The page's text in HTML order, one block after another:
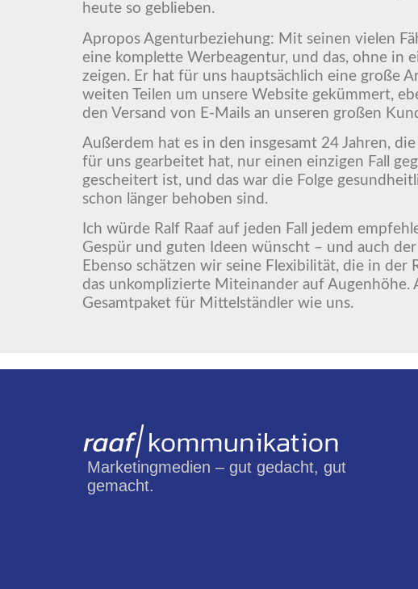
heute so geblieben.
Apropos Agenturbeziehung: Mit seinen vielen
eine komplette Werbeagentur, und das, ohne in
zeigen. Er hat für uns hauptsächlich eine große
weiten Teilen um unsere Website gekümmert,
den Versand von E-Mails an unseren großen
Außerdem hat es in den insgesamt 24 Jahren,
für uns gearbeitet hat, nur einen einzigen Fall
gescheitert ist, und das war die Folge
schon länger behoben sind.
Ich würde Ralf Raaf auf jeden Fall jedem
Gespür und guten Ideen wünscht – und auch
Ebenso schätzen wir seine Flexibilität, die in der
das unkomplizierte Miteinander auf Augenhöhe.
Gesamtpaket für Mittelständler wie uns.
Marketingmedien – gut gedacht, gut
gemacht.